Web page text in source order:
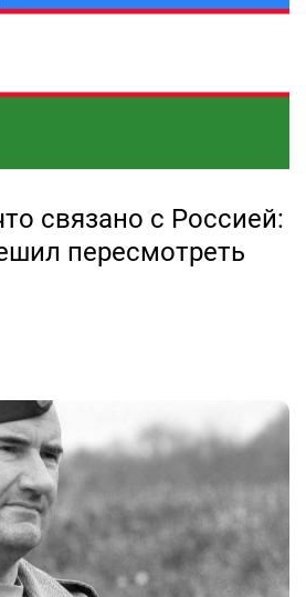
связано с Россией:
пересмотреть